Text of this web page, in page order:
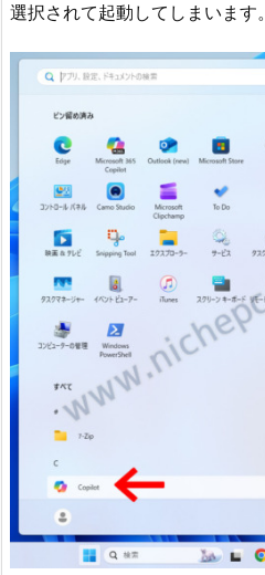
選択されて起動してしまいます。